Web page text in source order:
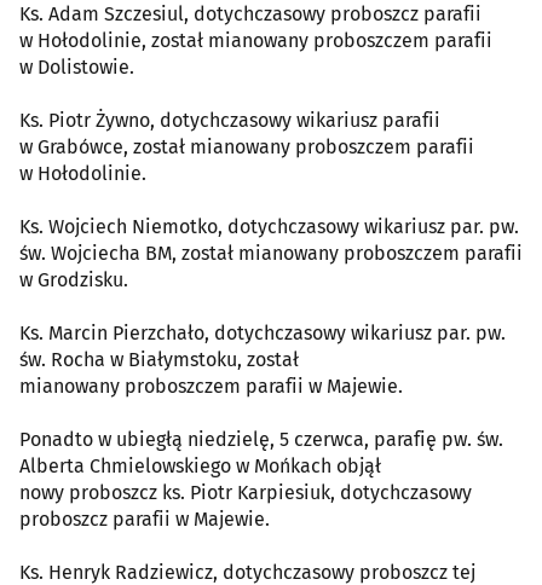
Ks. Adam Szczesiul, dotychczasowy proboszcz parafii
w Hołodolinie, został mianowany proboszczem parafii
w Dolistowie.
Ks. Piotr Żywno, dotychczasowy wikariusz parafii
w Grabówce, został mianowany proboszczem parafii
w Hołodolinie.
Ks. Wojciech Niemotko, dotychczasowy wikariusz par. pw.
św. Wojciecha BM, został mianowany proboszczem parafii
w Grodzisku.
Ks. Marcin Pierzchało, dotychczasowy wikariusz par. pw.
św. Rocha w Białymstoku, został
mianowany proboszczem parafii w Majewie.
Ponadto w ubiegłą niedzielę, 5 czerwca, parafię pw. św.
Alberta Chmielowskiego w Mońkach objął
nowy proboszcz ks. Piotr Karpiesiuk, dotychczasowy
proboszcz parafii w Majewie.
Ks. Henryk Radziewicz, dotychczasowy proboszcz tej